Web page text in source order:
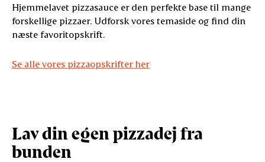
Hjemmelavet pizzasauce er den perfekte base til mange
forskellige pizzaer. Udforsk vores temaside og find din
næste favoritopskrift.
Se alle vores pizzaopskrifter her
Lav din egen pizzadej fra
bunden